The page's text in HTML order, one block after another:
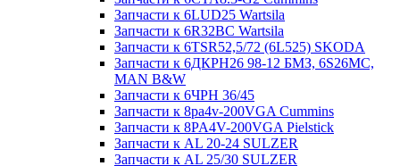
Запчасти к 6LUD25 Wartsila
Запчасти к 6R32BC Wartsila
Запчасти к 6TSR52,5/72 (6L525) SKODA
Запчасти к 6ДКРН26 98-12 БМЗ, 6S26MC,
MAN B&W
Запчасти к 6ЧРН 36/45
Запчасти к 8pa4v-200VGA Cummins
Запчасти к 8PA4V-200VGA Pielstick
Запчасти к AL 20-24 SULZER
Запчасти к AL 25/30 SULZER